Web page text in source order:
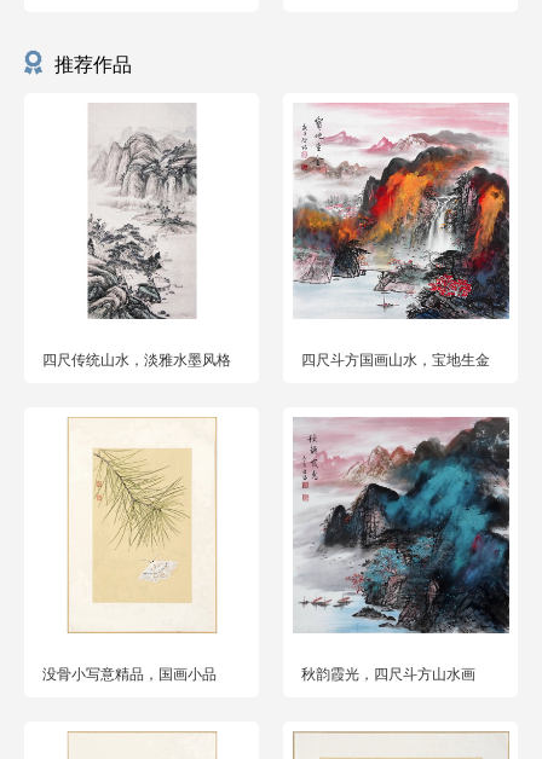
推荐作品
四尺传统山水，淡雅水墨风格 四尺斗方国画山水，宝地生金
没骨小写意精品，国画小品 秋韵霞光，四尺斗方山水画